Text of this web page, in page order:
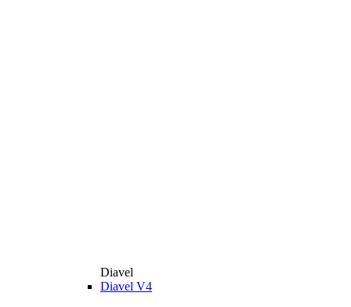
Diavel
Diavel V4